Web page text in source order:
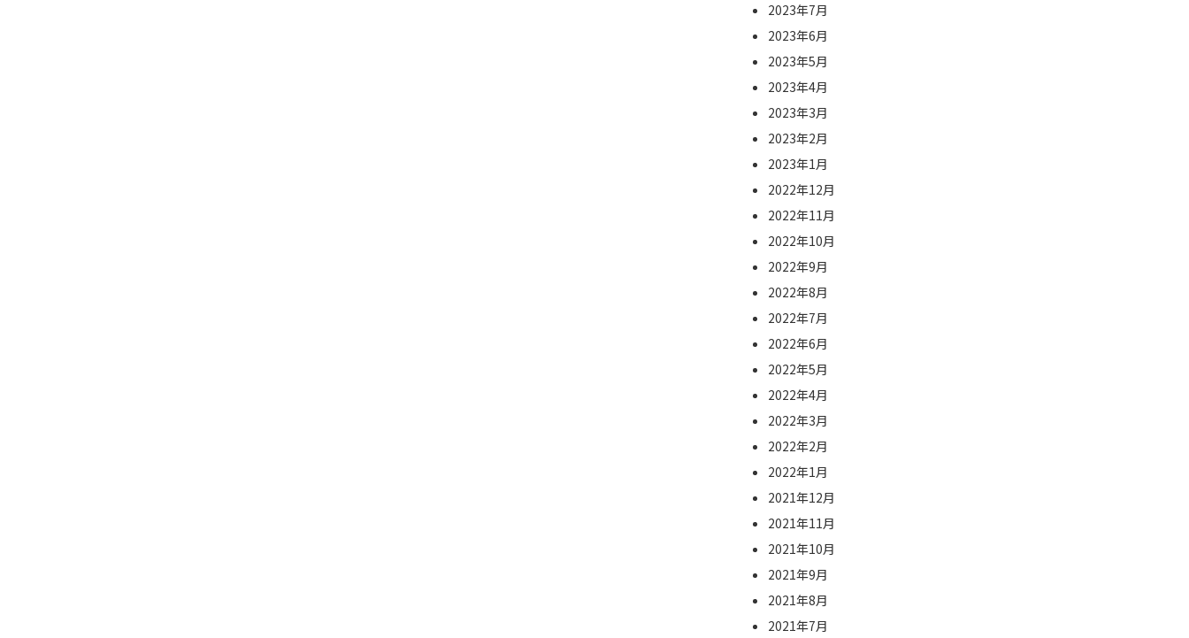
2023年7月
2023年6月
2023年5月
2023年4月
2023年3月
2023年2月
2023年1月
2022年12月
2022年11月
2022年10月
2022年9月
2022年8月
2022年7月
2022年6月
2022年5月
2022年4月
2022年3月
2022年2月
2022年1月
2021年12月
2021年11月
2021年10月
2021年9月
2021年8月
2021年7月